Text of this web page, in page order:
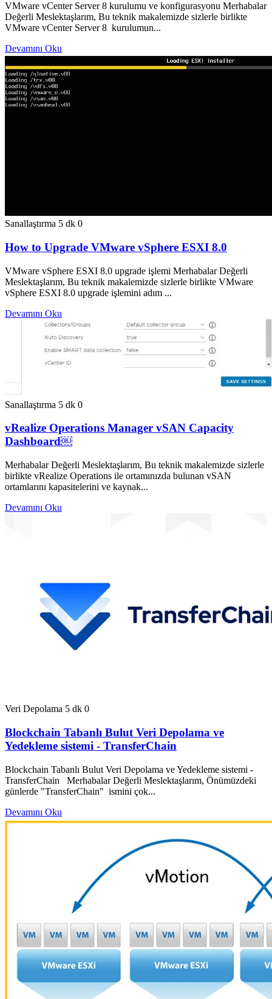
VMware vCenter Server 8 kurulumu ve konfigurasyonu Merhabalar
Değerli Meslektaşlarım, Bu teknik makalemizde sizlerle birlikte
VMware vCenter Server 8 kurulumun...
Devamını Oku
Sanallaştırma 5 dk 0
How to Upgrade VMware vSphere ESXI 8.0
VMware vSphere ESXI 8.0 upgrade işlemi Merhabalar Değerli
Meslektaşlarım, Bu teknik makalemizde sizlerle birlikte VMware
vSphere ESXI 8.0 upgrade işlemini adım ...
Devamını Oku
Sanallaştırma 5 dk 0
vRealize Operations Manager vSAN Capacity
Dashboard￼
Merhabalar Değerli Meslektaşlarım, Bu teknik makalemizde sizlerle
birlikte vRealize Operations ile ortamınızda bulunan vSAN
ortamlarını kapasitelerini ve kaynak...
Devamını Oku
Veri Depolama 5 dk 0
Blockchain Tabanlı Bulut Veri Depolama ve
Yedekleme sistemi - TransferChain
Blockchain Tabanlı Bulut Veri Depolama ve Yedekleme sistemi -
TransferChain Merhabalar Değerli Meslektaşlarım, Önümüzdeki
günlerde "TransferChain" ismini çok...
Devamını Oku